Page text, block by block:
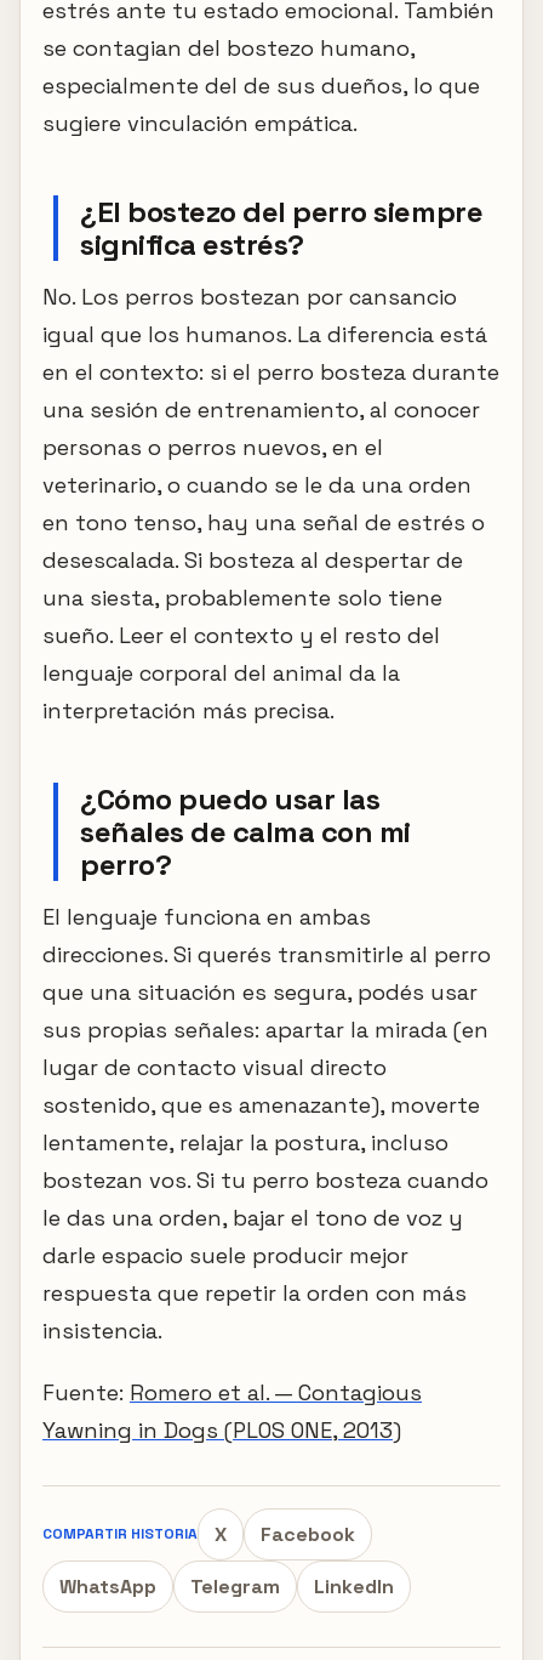
estrés ante tu estado emocional. También
se contagian del bostezo humano,
especialmente del de sus dueños, lo que
sugiere vinculación empática.
¿El bostezo del perro siempre
significa estrés?
No. Los perros bostezan por cansancio
igual que los humanos. La diferencia está
en el contexto: si el perro bosteza durante
una sesión de entrenamiento, al conocer
personas o perros nuevos, en el
veterinario, o cuando se le da una orden
en tono tenso, hay una señal de estrés o
desescalada. Si bosteza al despertar de
una siesta, probablemente solo tiene
sueño. Leer el contexto y el resto del
lenguaje corporal del animal da la
interpretación más precisa.
¿Cómo puedo usar las
señales de calma con mi
perro?
El lenguaje funciona en ambas
direcciones. Si querés transmitirle al perro
que una situación es segura, podés usar
sus propias señales: apartar la mirada (en
lugar de contacto visual directo
sostenido, que es amenazante), moverte
lentamente, relajar la postura, incluso
bostezan vos. Si tu perro bosteza cuando
le das una orden, bajar el tono de voz y
darle espacio suele producir mejor
respuesta que repetir la orden con más
insistencia.
Fuente: Romero et al. — Contagious
Yawning in Dogs (PLOS ONE, 2013)
COMPARTIR HISTORIA X Facebook
WhatsApp Telegram LinkedIn